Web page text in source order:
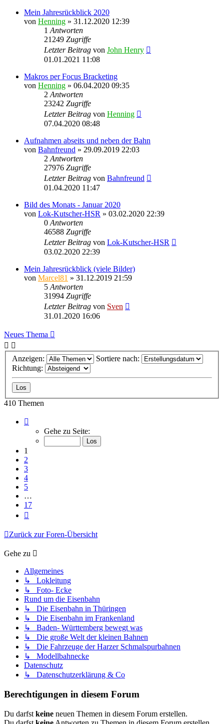
Mein Jahresrückblick 2020
von Henning » 31.12.2020 12:39
1 Antworten
21249 Zugriffe
Letzter Beitrag von John Henry
01.01.2021 11:08
Makros per Focus Bracketing
von Henning » 06.04.2020 09:35
2 Antworten
23242 Zugriffe
Letzter Beitrag von Henning
07.04.2020 08:48
Aufnahmen abseits und neben der Bahn
von Bahnfreund » 29.09.2019 22:03
2 Antworten
27976 Zugriffe
Letzter Beitrag von Bahnfreund
01.04.2020 11:47
Bild des Monats - Januar 2020
von Lok-Kutscher-HSR » 03.02.2020 22:39
0 Antworten
46588 Zugriffe
Letzter Beitrag von Lok-Kutscher-HSR
03.02.2020 22:39
Mein Jahresrückblick (viele Bilder)
von Marcel81 » 31.12.2019 21:59
5 Antworten
31994 Zugriffe
Letzter Beitrag von Sven
31.01.2020 16:06
Neues Thema
Anzeigen:
Sortiere nach:
Richtung:
410 Themen
von
Gehe zu Seite:
1
2
3
4
5
…
17
Zurück zur Foren-Übersicht
Gehe zu
Allgemeines
↳ Lokleitung
↳ Foto- Ecke
Rund um die Eisenbahn
↳ Die Eisenbahn in Thüringen
↳ Die Eisenbahn im Frankenland
↳ Baden- Württemberg bewegt was
↳ Die große Welt der kleinen Bahnen
↳ Die Fahrzeuge der Harzer Schmalspurbahnen
↳ Modellbahnecke
Datenschutz
↳ Datenschutzerklärung & Co
Berechtigungen in diesem Forum
Du darfst keine neuen Themen in diesem Forum erstellen.